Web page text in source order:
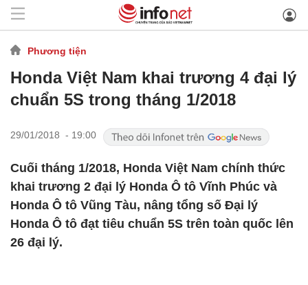
Phương tiện
Honda Việt Nam khai trương 4 đại lý
chuẩn 5S trong tháng 1/2018
29/01/2018 - 19:00
Cuối tháng 1/2018, Honda Việt Nam chính thức
khai trương 2 đại lý Honda Ô tô Vĩnh Phúc và
Honda Ô tô Vũng Tàu, nâng tổng số Đại lý
Honda Ô tô đạt tiêu chuẩn 5S trên toàn quốc lên
26 đại lý.